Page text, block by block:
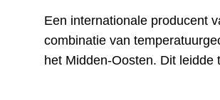
Een internationale producent
combinatie van
het Midden-Oosten. Dit leidde